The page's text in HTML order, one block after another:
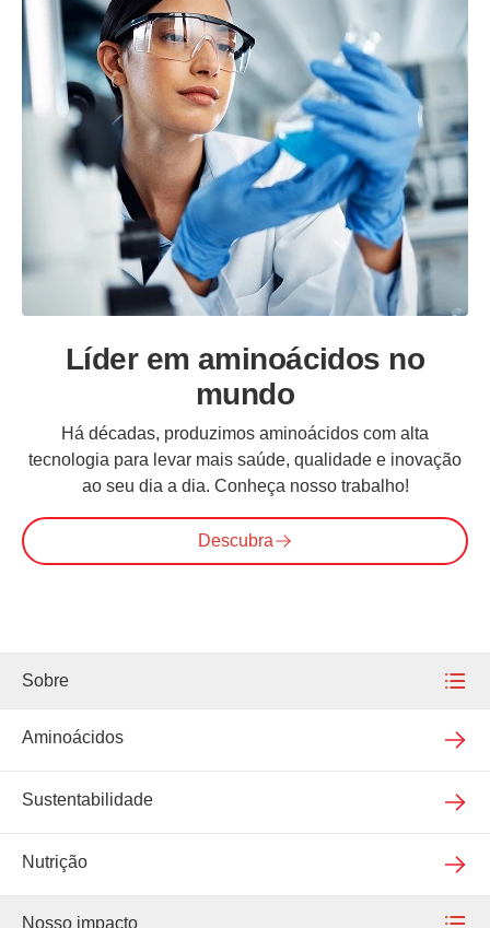
Líder em aminoácidos no
mundo
Há décadas, produzimos aminoácidos com alta
tecnologia para levar mais saúde, qualidade e inovação
ao seu dia a dia. Conheça nosso trabalho!
Descubra
Sobre
Nossa empresa
Nossas unidades
Aminoácidos
Sustentabilidade
Nutrição
Nosso impacto